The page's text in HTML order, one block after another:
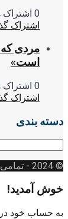
0 اشتراک ها
اشتراک
مردی
است»
0 اشتراک ها
اشتراک
دسته بندی
© 2024
-
خوش آمدید!
به حساب خود در